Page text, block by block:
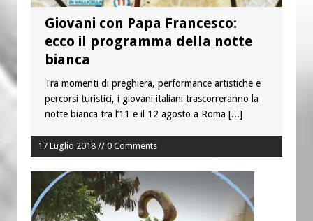
Giovani con Papa Francesco:
ecco il programma della notte
bianca
Tra momenti di preghiera, performance artistiche e
percorsi turistici, i giovani italiani trascorreranno la
notte bianca tra l’11 e il 12 agosto a Roma [...]
17 Luglio 2018 // 0 Comments